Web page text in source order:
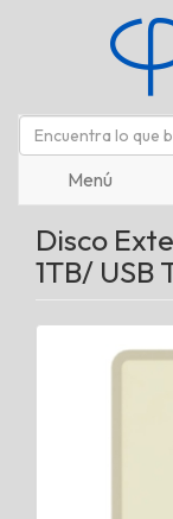
Menú
Disco
1TB/ USB